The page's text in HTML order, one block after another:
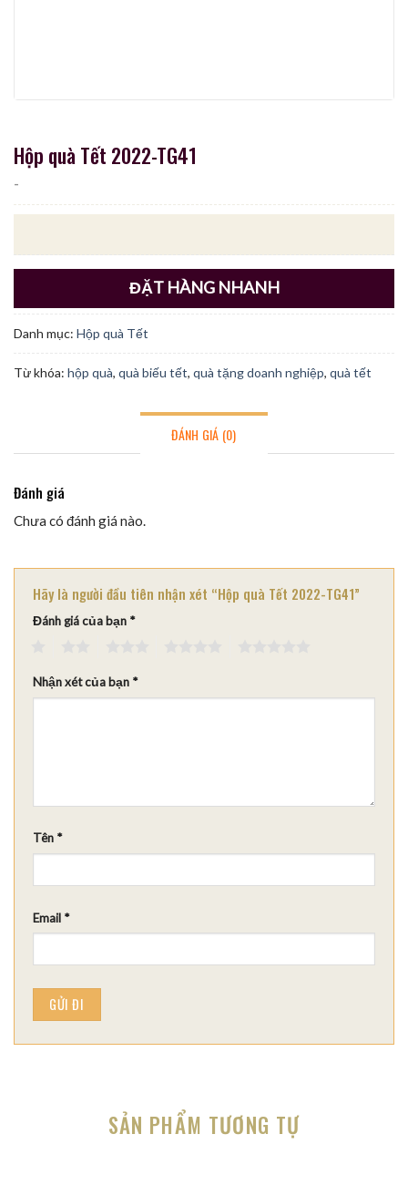
Hộp quà Tết 2022-TG41
-
ĐẶT HÀNG NHANH
Danh mục: Hộp quà Tết
Từ khóa: hộp quà, quà biếu tết, quà tặng doanh nghiệp, quà tết
ĐÁNH GIÁ (0)
Đánh giá
Chưa có đánh giá nào.
Hãy là người đầu tiên nhận xét “Hộp quà Tết 2022-TG41”
Đánh giá của bạn *
Nhận xét của bạn *
Tên *
Email *
SẢN PHẨM TƯƠNG TỰ